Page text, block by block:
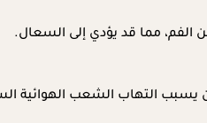
الفم، مما قد يؤدي إلى السعال.
يسبب التهاب الشعب الهوائية